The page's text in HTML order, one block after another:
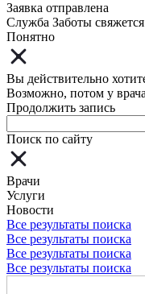
Заявка отправлена
Служба Заботы
Понятно
Вы действительно
Возможно, потом у
Продолжить запись
Поиск по сайту
Врачи
Услуги
Новости
Все результаты поиска
Все результаты поиска
Все результаты поиска
Все результаты поиска